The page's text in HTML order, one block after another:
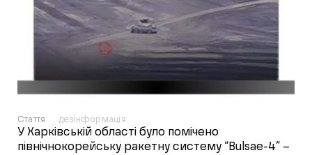
Стаття дезінформація
У Харківській області було помічено
північнокорейську ракетну систему “Bulsae-4” –